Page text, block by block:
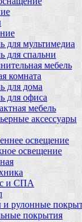
для мультимедиа
для спальни
мебель
комната
для дома
для офиса
мебель
аксессуары
освещение
освещение
и СПА
и рулонные
покрытия